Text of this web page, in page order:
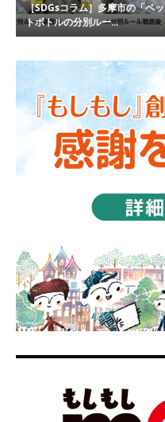
［SDGsコラム］多摩市の「ペッ
トボトルの分別ルー...